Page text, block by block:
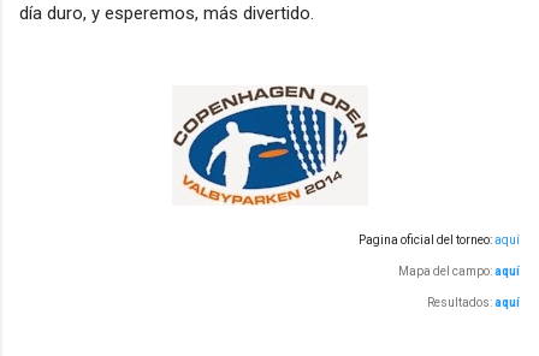
día duro, y esperemos, más divertido.
Pagina oficial del torneo:aquí
Mapa del campo:aquí
Resultados:aquí